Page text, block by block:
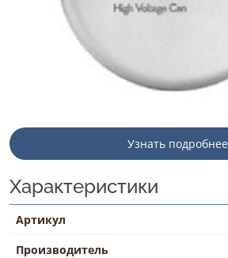
Узнать подробнее
Характеристики
Артикул
Производитель